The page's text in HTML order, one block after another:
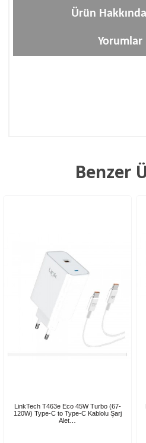
Ürün
Yorumlar
Benzer
LinkTech T463e Eco 45W Turbo (67-
120W) Type-C to Type-C Kablolu Şarj
Alet…